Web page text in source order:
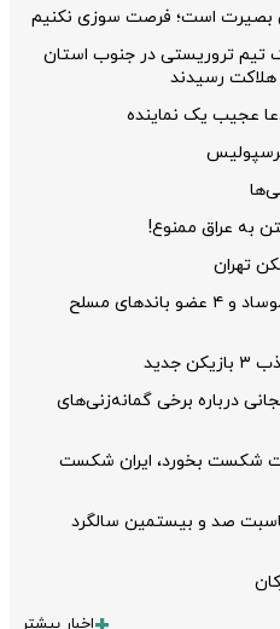
بصیرت است؛ فرصت سوزی نکنیم
تیم تروریستی در جنوب استان
رسیدند
عجیب یک نماینده
پرسپولیس
به عراق ممنوع!
تهران
وزارت اطلاعات: ۲۱ عامل موساد و ۴ عضو باندهای مسلح
درباره برخی گمانه‌زنی‌های
شکست بخورد، ایران شکست
صد و بیستمین سالگرد
اخبار بیشتر